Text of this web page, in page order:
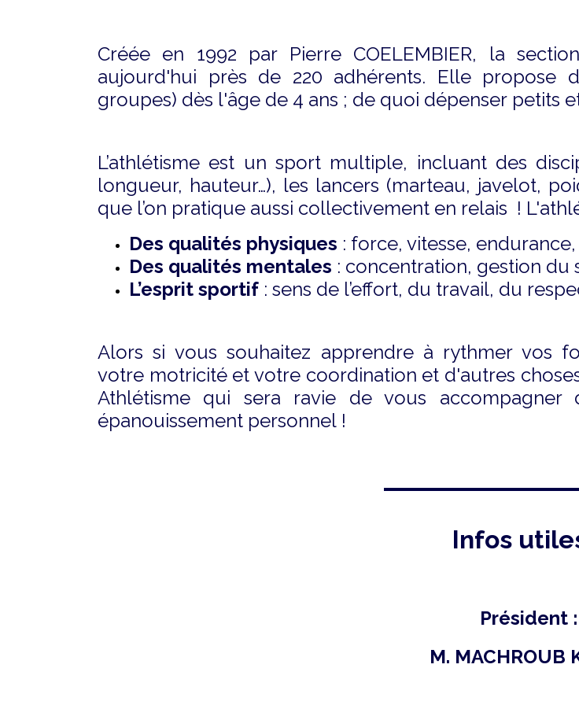
Créée en 1992 par Pierre COELEMBIER, la
aujourd'hui près de 220 adhérents. Elle
groupes) dès l'âge de 4 ans ; de quoi dépenser petits
L’athlétisme est un sport multiple, incluant des
longueur, hauteur…), les lancers (marteau, javelot,
que l’on pratique aussi collectivement en relais !
Des qualités physiques : force, vitesse,
Des qualités mentales : concentration, gestion du
L’esprit sportif : sens de l’effort, du travail, du
Alors si vous souhaitez apprendre à rythmer vos
votre motricité et votre coordination et d'autres
Athlétisme qui sera ravie de vous
épanouissement personnel !
Infos
Président:
M. MACHROUB